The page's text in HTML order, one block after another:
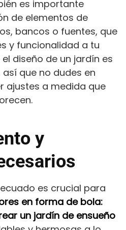
es importante
de elementos de
bancos o fuentes, que
y funcionalidad a tu
diseño de un jardín es
que no dudes en
ajustes a medida que
y
es crucial para
en forma de bola:
un jardín de ensueño